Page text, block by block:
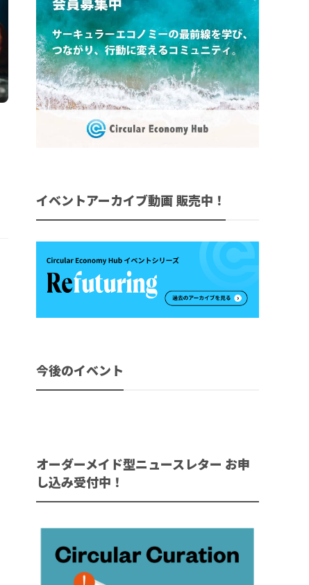
イベントアーカイブ動画 販売中！
今後のイベント
オーダーメイド型ニュースレター お申
し込み受付中！